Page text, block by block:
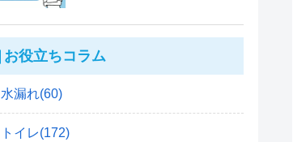
お役立ちコラム
水漏れ(60)
トイレ(172)